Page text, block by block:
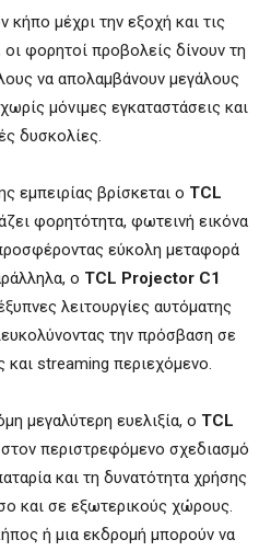
κήπο μέχρι την εξοχή και τις
φορητοί προβολείς δίνουν τη
να απολαμβάνουν μεγάλους
μόνιμες εγκαταστάσεις και
δυσκολίες.
εμπειρίας βρίσκεται ο TCL
φορητότητα, φωτεινή εικόνα
εύκολη μεταφορά
ο TCL Projector C1
λειτουργίες αυτόματης
την πρόσβαση σε
και streaming περιεχόμενο.
μεγαλύτερη ευελιξία, ο TCL
περιστρεφόμενο σχεδιασμό
και τη δυνατότητα χρήσης
και σε εξωτερικούς χώρους.
ή μια εκδρομή μπορούν να